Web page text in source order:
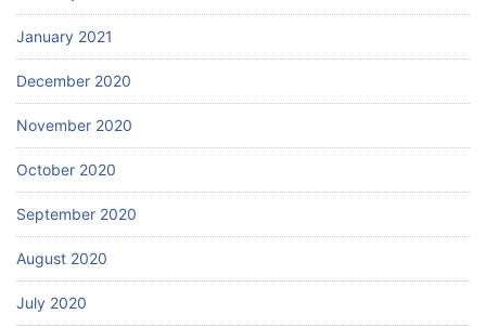
January 2021
December 2020
November 2020
October 2020
September 2020
August 2020
July 2020